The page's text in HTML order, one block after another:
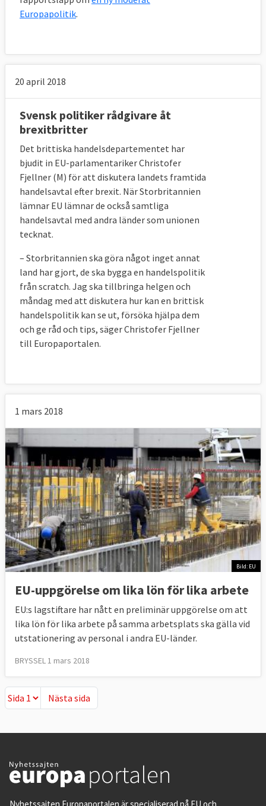
Europapolitik.
20 april 2018
Svensk politiker rådgivare åt
brexitbritter
Det brittiska handelsdepartementet har
bjudit in EU-parlamentariker Christofer
Fjellner (M) för att diskutera landets framtida
handelsavtal efter brexit. När Storbritannien
lämnar EU lämnar de också samtliga
handelsavtal med andra länder som unionen
tecknat.
– Storbritannien ska göra något inget annat
land har gjort, de ska bygga en handelspolitik
från scratch. Jag ska tillbringa helgen och
måndag med att diskutera hur kan en brittisk
handelspolitik kan se ut, försöka hjälpa dem
och ge råd och tips, säger Christofer Fjellner
till Europaportalen.
1 mars 2018
Bild: EU
EU-uppgörelse om lika lön för lika arbete
EU:s lagstiftare har nått en preliminär uppgörelse om att
lika lön för lika arbete på samma arbetsplats ska gälla vid
utstationering av personal i andra EU-länder.
BRYSSEL 1 mars 2018
Nästa sida
Nästa sida